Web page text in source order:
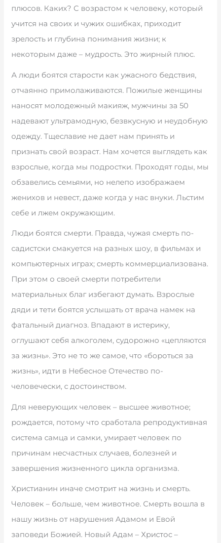
плюсов. Каких? С возрастом к человеку, который
учится на своих и чужих ошибках, приходит
зрелость и глубина понимания жизни; к
некоторым даже – мудрость. Это жирный плюс.
А люди боятся старости как ужасного бедствия,
отчаянно примолаживаются. Пожилые женщины
наносят молодежный макияж, мужчины за 50
надевают ультрамодную, безвкусную и неудобную
одежду. Тщеславие не дает нам принять и
признать свой возраст. Нам хочется выглядеть как
взрослые, когда мы подростки. Проходят годы, мы
обзавелись семьями, но нелепо изображаем
женихов и невест, даже когда у нас внуки. Льстим
себе и лжем окружающим.
Люди боятся смерти. Правда, чужая смерть по-
садистски смакуется на разных шоу, в фильмах и
компьютерных играх; смерть коммерциализована.
При этом о своей смерти потребители
материальных благ избегают думать. Взрослые
дяди и тети боятся услышать от врача намек на
фатальный диагноз. Впадают в истерику,
оглушают себя алкоголем, судорожно «цепляются
за жизнь». Это не то же самое, что «бороться за
жизнь», идти в Небесное Отечество по-
человечески, с достоинством.
Для неверующих человек – высшее животное;
рождается, потому что сработала репродуктивная
система самца и самки, умирает человек по
причинам несчастных случаев, болезней и
завершения жизненного цикла организма.
Христианин иначе смотрит на жизнь и смерть.
Человек – больше, чем животное. Смерть вошла в
нашу жизнь от нарушения Адамом и Евой
заповеди Божией. Новый Адам – Христос –